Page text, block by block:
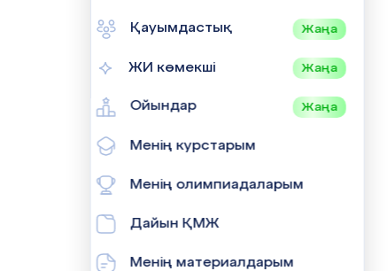
Қауымдастық Жаңа
ЖИ көмекші Жаңа
Ойындар Жаңа
Менің курстарым
Менің олимпиадаларым
Дайын ҚМЖ
Менің материалдарым